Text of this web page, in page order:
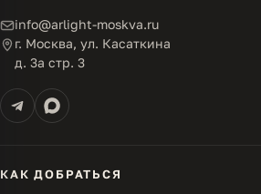
info@arlight-moskva.ru
г. Москва, ул. Касаткина
д. 3а стр. 3
КАК ДОБРАТЬСЯ